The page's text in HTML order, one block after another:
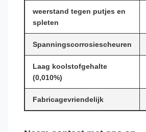
weerstand tegen putjes en
spleten
Spanningscorrosiescheuren
Laag koolstofgehalte
(0,010%)
Fabricagevriendelijk